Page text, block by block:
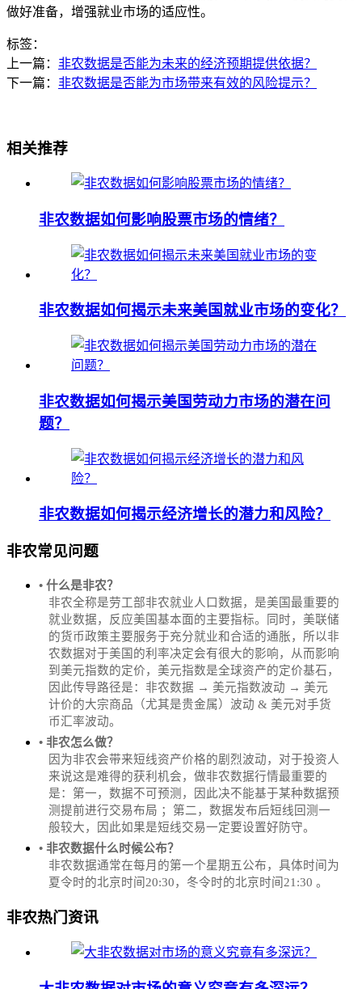
做好准备，增强就业市场的适应性。
标签：
上一篇： 非农数据是否能为未来的经济预期提供依据？
下一篇： 非农数据是否能为市场带来有效的风险提示？
相关推荐
非农数据如何影响股票市场的情绪？
非农数据如何揭示未来美国就业市场的变化？
非农数据如何揭示美国劳动力市场的潜在问
题？
非农数据如何揭示经济增长的潜力和风险？
非农常见问题
• 什么是非农？
非农全称是劳工部非农就业人口数据，是美国最重要的
就业数据，反应美国基本面的主要指标。同时，美联储
的货币政策主要服务于充分就业和合适的通胀，所以非
农数据对于美国的利率决定会有很大的影响，从而影响
到美元指数的定价，美元指数是全球资产的定价基石，
因此传导路径是：非农数据 → 美元指数波动 → 美元
计价的大宗商品（尤其是贵金属）波动 & 美元对手货
币汇率波动。
• 非农怎么做？
因为非农会带来短线资产价格的剧烈波动，对于投资人
来说这是难得的获利机会，做非农数据行情最重要的
是：第一，数据不可预测，因此决不能基于某种数据预
测提前进行交易布局 ；第二，数据发布后短线回测一
般较大，因此如果是短线交易一定要设置好防守。
• 非农数据什么时候公布？
‌非农数据通常在每月的第一个星期五公布，具体时间为
夏令时的北京时间20:30，冬令时的北京时间21:30‌‌ 。
非农热门资讯